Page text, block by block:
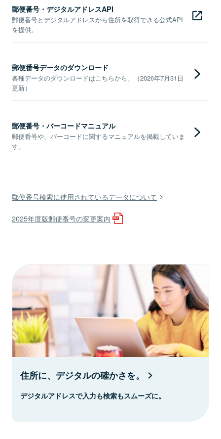
郵便番号・デジタルアドレスAPI
郵便番号とデジタルアドレスから住所を取得できる公式API
を提供。
郵便番号データのダウンロード
各種データのダウンロードはこちらから。（2026年7月31日
更新）
郵便番号・バーコードマニュアル
郵便番号や、バーコードに関するマニュアルを掲載していま
す。
郵便番号検索に使用されているデータについて
2025年度版郵便番号の変更案内
住所に、デジタルの確かさを。
デジタルアドレスで入力も検索もスムーズに。